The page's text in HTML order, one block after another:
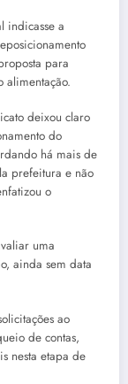
indicasse a
para
alimentação.
deixou claro
do
há mais de
prefeitura e não
o
uma
ainda sem data
ao
de contas,
nesta etapa de